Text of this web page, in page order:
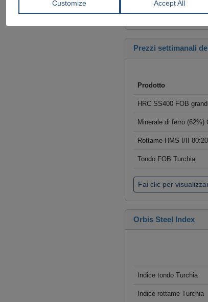
Fai clic per
Prezzi settimanali
Prodotto
HRC SS400 FOB
Minerale di ferro (62%)
Rottame HMS I/II
Tondo FOB Turchia
Fai clic per
Orbis Steel Index
Indice tondo Turchia
Indice rottame Turchia